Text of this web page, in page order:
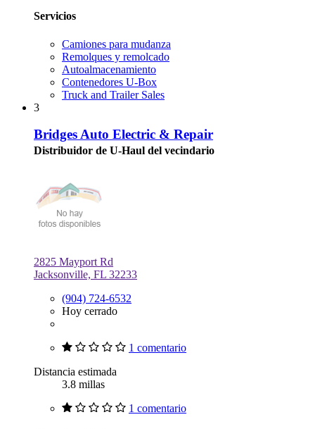
Servicios
Camiones para mudanza
Remolques y remolcado
Autoalmacenamiento
Contenedores U-Box
Truck and Trailer Sales
3
Bridges Auto Electric & Repair
Distribuidor de U-Haul del vecindario
2825 Mayport Rd
Jacksonville, FL 32233
(904) 724-6532
Hoy cerrado
1 comentario
Distancia estimada
3.8 millas
1 comentario